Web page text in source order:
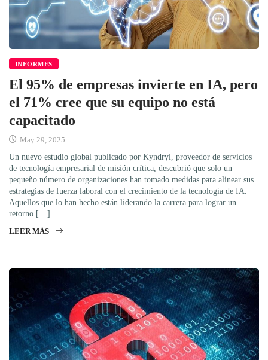
INFORMES
El 95% de empresas invierte en IA, pero
el 71% cree que su equipo no está
capacitado
May 29, 2025
Un nuevo estudio global publicado por Kyndryl, proveedor de servicios
de tecnología empresarial de misión crítica, descubrió que solo un
pequeño número de organizaciones han tomado medidas para alinear sus
estrategias de fuerza laboral con el crecimiento de la tecnología de IA.
Aquellos que lo han hecho están liderando la carrera para lograr un
retorno […]
LEER MÁS